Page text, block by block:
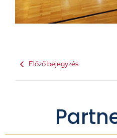
Előző bejegyzés